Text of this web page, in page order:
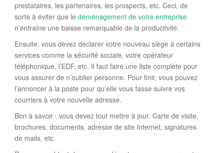
prestataires, les partenaires, les prospects, etc. Ceci, de
sorte à éviter que le déménagement de votre entreprise
n’entraîne une baisse remarquable de la productivité.
Ensuite, vous devez déclarer votre nouveau siège à certains
services comme la sécurité sociale, votre opérateur
téléphonique, l’EDF, etc. Il faut faire une liste complète pour
vous assurer de n’oublier personne. Pour finir, vous pouvez
l’annoncer à la poste pour qu’elle vous fasse suivre vos
courriers à votre nouvelle adresse.
Bon à savoir : vous devez tout mettre à jour. Carte de visite,
brochures, documents, adresse de site Internet, signatures
de mails, etc.